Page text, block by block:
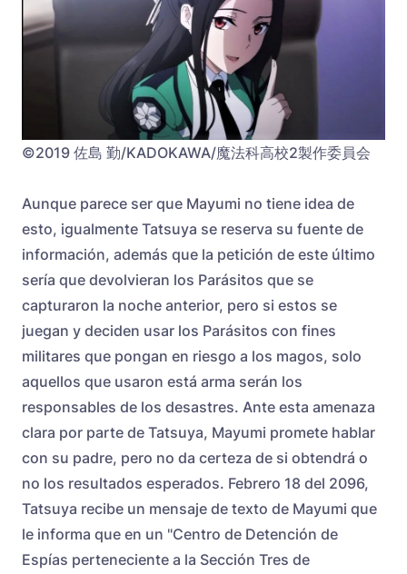
©2019 佐島 勤/KADOKAWA/魔法科高校2製作委員会
Aunque parece ser que Mayumi no tiene idea de
esto, igualmente Tatsuya se reserva su fuente de
información, además que la petición de este último
sería que devolvieran los Parásitos que se
capturaron la noche anterior, pero si estos se
juegan y deciden usar los Parásitos con fines
militares que pongan en riesgo a los magos, solo
aquellos que usaron está arma serán los
responsables de los desastres. Ante esta amenaza
clara por parte de Tatsuya, Mayumi promete hablar
con su padre, pero no da certeza de si obtendrá o
no los resultados esperados. Febrero 18 del 2096,
Tatsuya recibe un mensaje de texto de Mayumi que
le informa que en un "Centro de Detención de
Espías perteneciente a la Sección Tres de